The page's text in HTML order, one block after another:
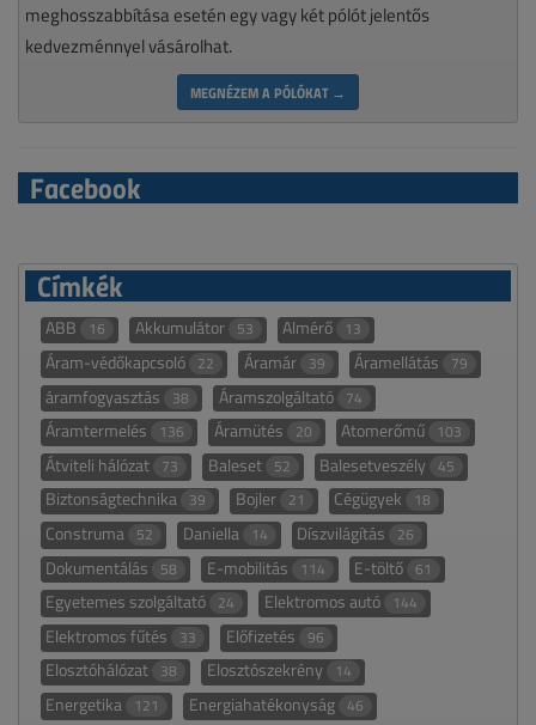
meghosszabbítása esetén egy vagy két pólót jelentős
kedvezménnyel vásárolhat.
MEGNÉZEM A PÓLÓKAT →
Facebook
Címkék
ABB 16 Akkumulátor 53 Almérő 13
Áram-védőkapcsoló 22 Áramár 39 Áramellátás 79
áramfogyasztás 38 Áramszolgáltató 74
Áramtermelés 136 Áramütés 20 Atomerőmű 103
Átviteli hálózat 73 Baleset 52 Balesetveszély 45
Biztonságtechnika 39 Bojler 21 Cégügyek 18
Construma 52 Daniella 14 Díszvilágítás 26
Dokumentálás 58 E-mobilitás 114 E-töltő 61
Egyetemes szolgáltató 24 Elektromos autó 144
Elektromos fűtés 33 Előfizetés 96
Elosztóhálózat 38 Elosztószekrény 14
Energetika 121 Energiahatékonyság 46